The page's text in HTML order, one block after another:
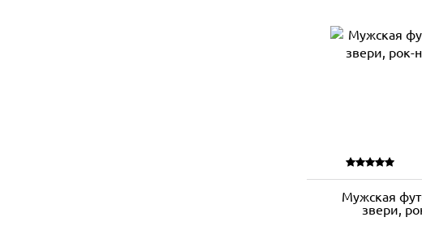
Мужская
звери,